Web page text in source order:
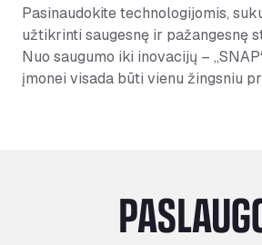
Pasinaudokite technologijomis,
užtikrinti saugesnę ir pažangesnę
Nuo saugumo iki inovacijų –
įmonei visada būti vienu žingsniu